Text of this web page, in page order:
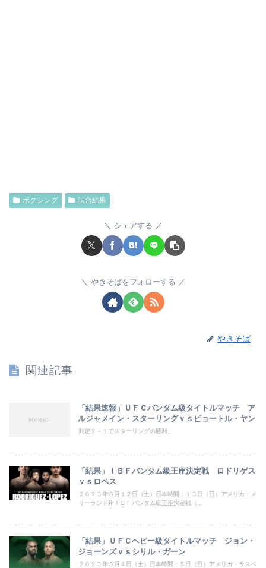
ボクシング 試合結果
シェアする
やきそばをフォローする
やきそば
関連記事
「結果速報」ＵＦＣバンタム級タイトルマッチ ア
ルジャメイン・スターリングｖｓピョートル・ヤン
判定２－１でスターリングの勝利。
「結果」ＩＢＦバンタム級王座決定戦 ロドリゲス
ｖｓロペス
２０２３年８月１２日（土）日本時間：１３日（日）アメリカ・メ
リーランド州ＩＢＦバンタム級王座決定戦（...
「結果」ＵＦＣヘビー級タイトルマッチ ジョン・
ジョーンズｖｓシリル・ガーン
２０２３年３月４日（土）日本時間：５日（日）アメリカ・ラスベ